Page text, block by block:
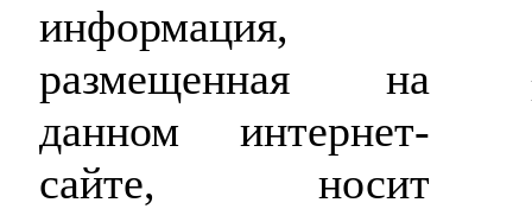
информация,
размещенная на
данном интернет-
сайте, носит